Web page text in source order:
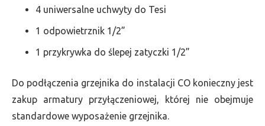
4 uniwersalne uchwyty do Tesi
1 odpowietrznik 1/2”
1 przykrywka do ślepej zatyczki 1/2”
Do podłączenia grzejnika do instalacji CO konieczny jest
zakup armatury przyłączeniowej, której nie obejmuje
standardowe wyposażenie grzejnika.